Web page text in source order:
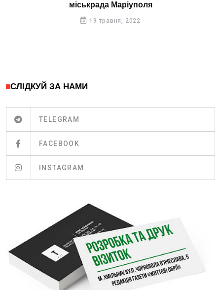
міськрада Маріуполя
19 травня, 2022
СЛІДКУЙ ЗА НАМИ
TELEGRAM
FACEBOOK
INSTAGRAM